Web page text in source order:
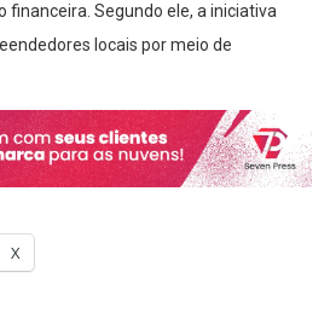
financeira. Segundo ele, a iniciativa
locais por meio de
X